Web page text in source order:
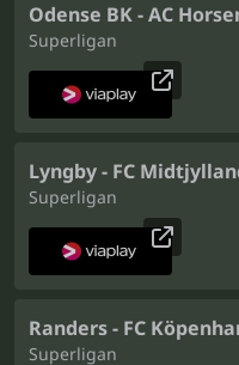
Odense BK - AC
Superligan
Lyngby - FC
Superligan
Randers - FC
Superligan